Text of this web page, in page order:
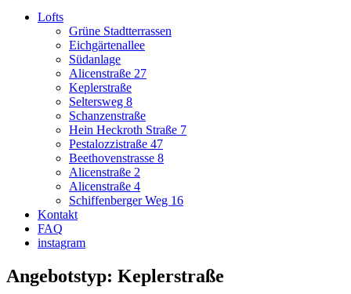
Lofts
Grüne Stadtterrassen
Eichgärtenallee
Südanlage
Alicenstraße 27
Keplerstraße
Seltersweg 8
Schanzenstraße
Hein Heckroth Straße 7
Pestalozzistraße 47
Beethovenstrasse 8
Alicenstraße 2
Alicenstraße 4
Schiffenberger Weg 16
Kontakt
FAQ
instagram
Angebotstyp: Keplerstraße